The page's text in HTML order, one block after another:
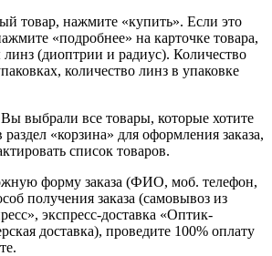
нажмите «купить». Если это
«подробнее» на карточке товара,
(диоптрии и радиус). Количество
количество линз в упаковке
выбрали все товары, которые хотите
«корзина» для оформления заказа,
список товаров.
форму заказа (ФИО, моб. телефон,
получения заказа (самовывоз из
экспресс-доставка «Оптик-
доставка), проведите 100% оплату